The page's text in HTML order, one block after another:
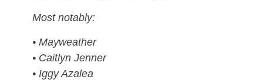
Most notably:
• Mayweather
• Caitlyn Jenner
• Iggy Azalea